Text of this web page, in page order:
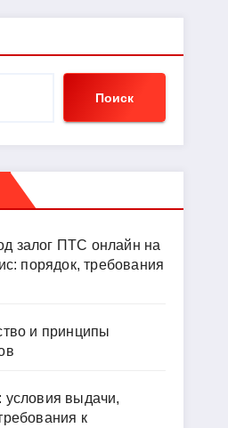
Поиск
залог ПТС онлайн на
порядок, требования
и принципы
выдачи,
к